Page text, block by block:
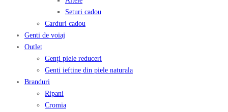
Seturi cadou
Carduri cadou
Genti de voiaj
Outlet
Genți piele reduceri
Genti ieftine din piele naturala
Branduri
Ripani
Cromia